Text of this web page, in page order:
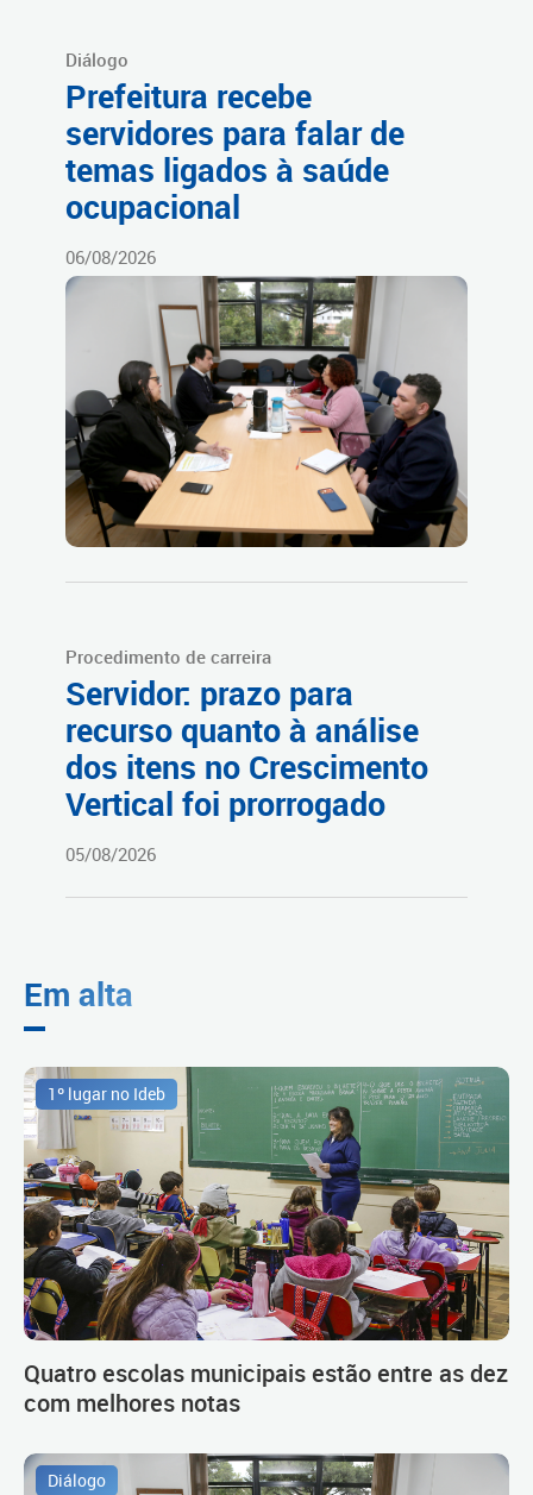
Diálogo
Prefeitura recebe
servidores para falar de
temas ligados à saúde
ocupacional
06/08/2026
Procedimento de carreira
Servidor: prazo para
recurso quanto à análise
dos itens no Crescimento
Vertical foi prorrogado
05/08/2026
Em alta
1º lugar no Ideb
Quatro escolas municipais estão entre as dez
com melhores notas
Diálogo